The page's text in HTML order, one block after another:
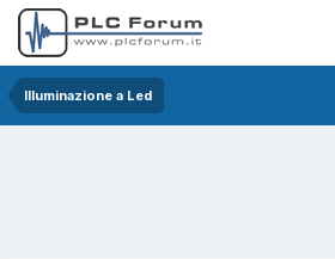
Illuminazione a Led